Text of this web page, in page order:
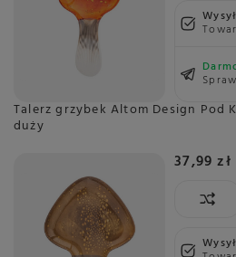
Talerz grzybek Altom Design Pod
duży
37,99 zł